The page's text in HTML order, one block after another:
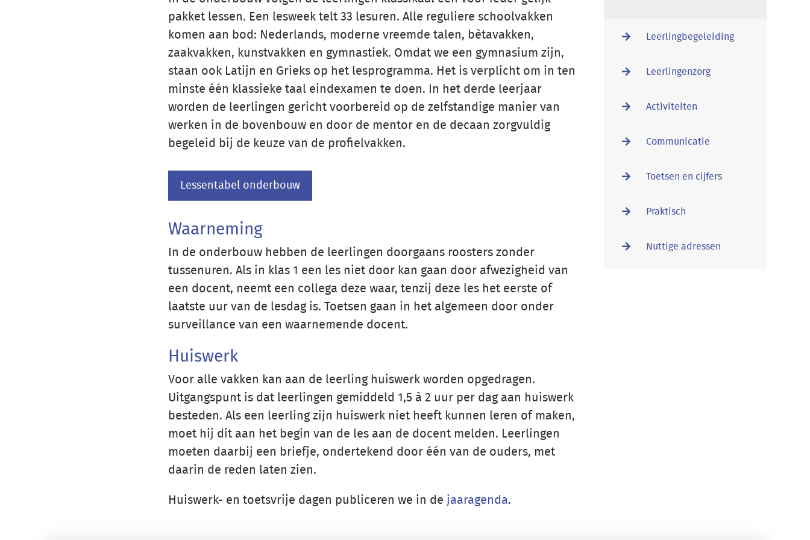
pakket lessen. Een lesweek telt 33 lesuren. Alle reguliere schoolvakken
komen aan bod: Nederlands, moderne vreemde talen, bètavakken,
zaakvakken, kunstvakken en gymnastiek. Omdat we een gymnasium zijn,
staan ook Latijn en Grieks op het lesprogramma. Het is verplicht om in ten
minste één klassieke taal eindexamen te doen. In het derde leerjaar
worden de leerlingen gericht voorbereid op de zelfstandige manier van
werken in de bovenbouw en door de mentor en de decaan zorgvuldig
begeleid bij de keuze van de profielvakken.
Lessentabel onderbouw
Waarneming
In de onderbouw hebben de leerlingen doorgaans roosters zonder
tussenuren. Als in klas 1 een les niet door kan gaan door afwezigheid van
een docent, neemt een collega deze waar, tenzij deze les het eerste of
laatste uur van de lesdag is. Toetsen gaan in het algemeen door onder
surveillance van een waarnemende docent.
Huiswerk
Voor alle vakken kan aan de leerling huiswerk worden opgedragen.
Uitgangspunt is dat leerlingen gemiddeld 1,5 à 2 uur per dag aan huiswerk
besteden. Als een leerling zijn huiswerk niet heeft kunnen leren of maken,
moet hij dit aan het begin van de les aan de docent melden. Leerlingen
moeten daarbij een briefje, ondertekend door één van de ouders, met
daarin de reden laten zien.
Huiswerk- en toetsvrije dagen publiceren we in de jaaragenda.
Leerlingbegeleiding
Leerlingenzorg
Activiteiten
Communicatie
Toetsen en cijfers
Praktisch
Nuttige adressen